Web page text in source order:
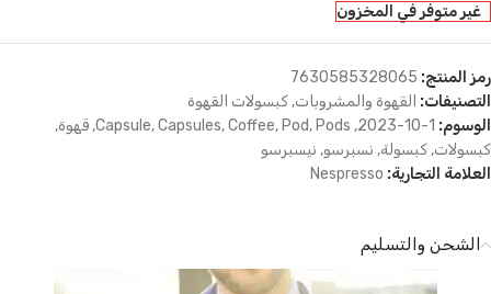
غير متوفر في المخزون
رمز المنتج: 7630585328065
التصنيفات: القهوة والمشروبات, كبسولات القهوة
الوسوم: 1-10-2023
,
Capsule,Capsules,Coffee, Pod, Pods
, قهوة,
كبسولات, كبسولة, نسبرسو, نيسبرسو
العلامة التجارية: Nespresso
الشحن والتسليم